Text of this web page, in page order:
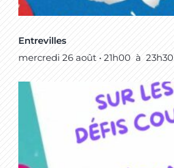
Entrevilles
mercredi 26 août • 21h00 à 23h30